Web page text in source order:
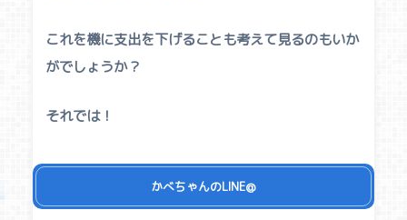
これを機に支出を下げることも考えて見るのもいか
がでしょうか？
それでは！
かべちゃんのLINE@